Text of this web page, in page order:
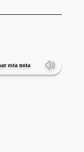
esta nota